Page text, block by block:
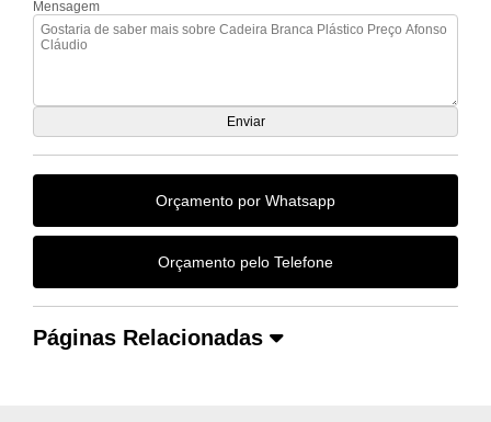
Mensagem
Orçamento por Whatsapp
Orçamento pelo Telefone
Páginas Relacionadas